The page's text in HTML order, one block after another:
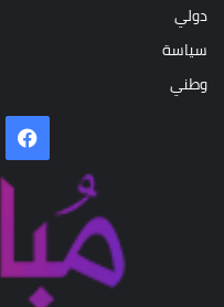
دولي
سياسة
وطني